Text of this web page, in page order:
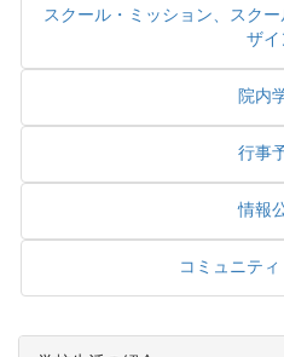
スクール・ミッション、スク
ザイ
院内
行事
情報
コミュニテ